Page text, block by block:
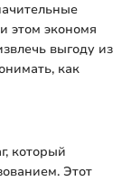
этом экономя
выгоду из
как
который
Этот